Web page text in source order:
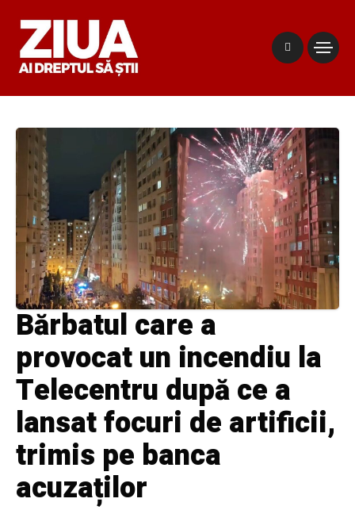
Bărbatul care a
provocat un incendiu la
Telecentru după ce a
lansat focuri de artificii,
trimis pe banca
acuzaților